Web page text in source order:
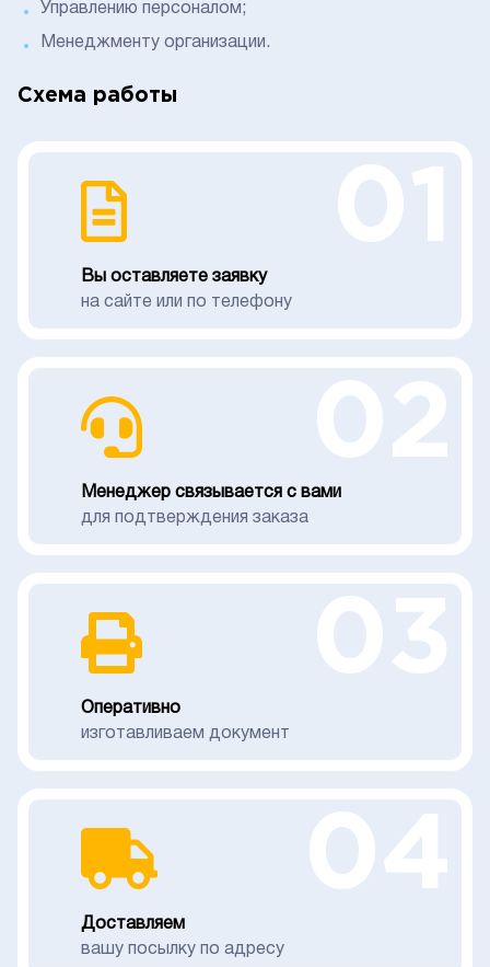
Управлению персоналом;
Менеджменту организации.
Схема работы
Вы оставляете заявку
на сайте или по телефону
Менеджер связывается с вами
для подтверждения заказа
Оперативно
изготавливаем документ
Доставляем
вашу посылку по адресу